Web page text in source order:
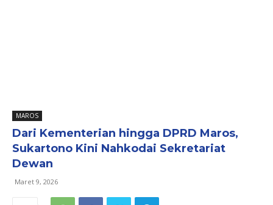
MAROS
Dari Kementerian hingga DPRD Maros,
Sukartono Kini Nahkodai Sekretariat
Dewan
Maret 9, 2026